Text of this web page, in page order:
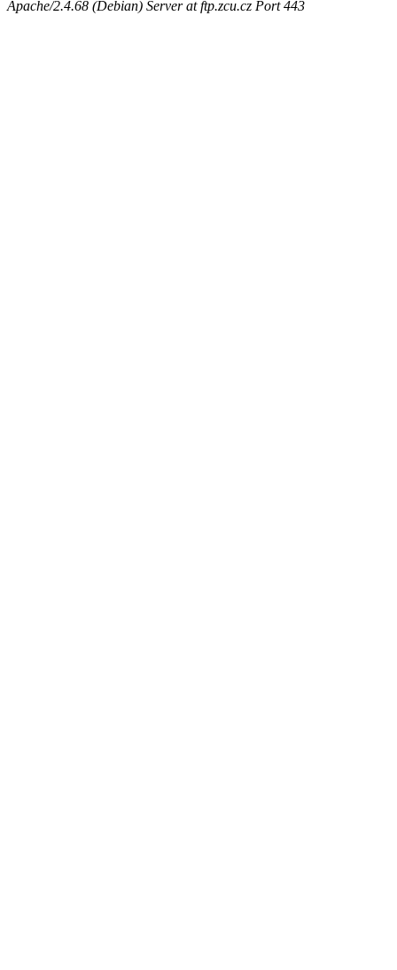
Apache/2.4.68 (Debian) Server at ftp.zcu.cz Port 443